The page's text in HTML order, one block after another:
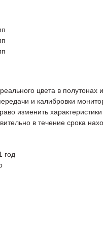
цвета в полутонах
и калибровки
изменить
в течение срока
год